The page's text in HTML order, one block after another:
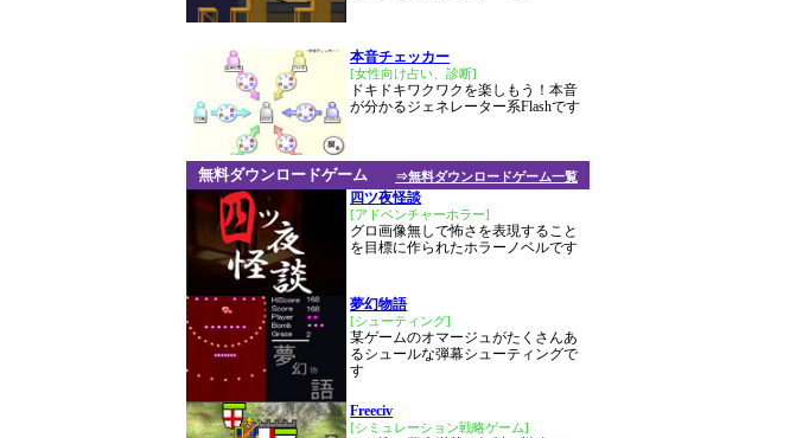
本音チェッカー
[女性向け占い、診断]
ドキドキワクワクを楽しもう！本音
が分かるジェネレーター系Flashです
⇒無料ダウンロードゲーム一覧
無料ダウンロードゲーム
四ツ夜怪談
[アドベンチャーホラー]
グロ画像無しで怖さを表現すること
を目標に作られたホラーノベルです
夢幻物語
[シューティング]
某ゲームのオマージュがたくさんあ
るシュールな弾幕シューティングで
す
Freeciv
[シミュレーション戦略ゲーム]